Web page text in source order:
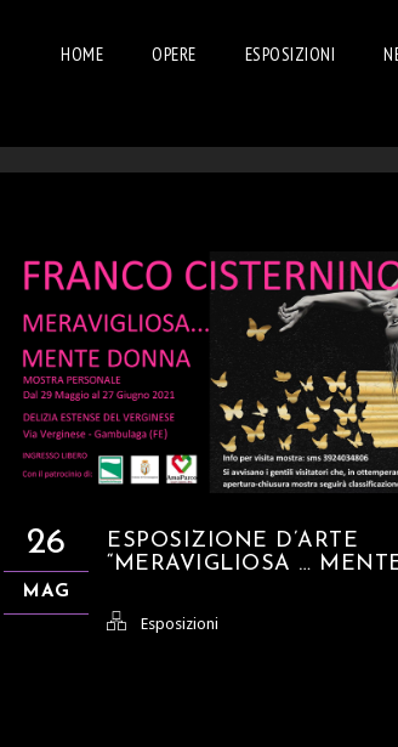
HOME OPERE ESPOSIZIONI
26
MAG
ESPOSIZIONE D’ARTE
“MERAVIGLIOSA …
Esposizioni